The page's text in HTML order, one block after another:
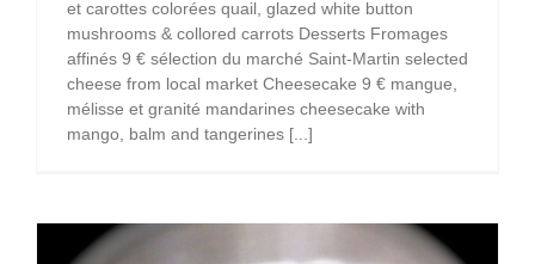
et carottes colorées quail, glazed white button
mushrooms & collored carrots Desserts Fromages
affinés 9 € sélection du marché Saint-Martin selected
cheese from local market Cheesecake 9 € mangue,
mélisse et granité mandarines cheesecake with
mango, balm and tangerines [...]